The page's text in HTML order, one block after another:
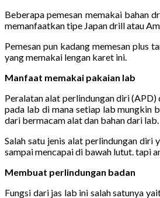
Beberapa pemesan memakai bahan
memanfaatkan tipe Japan drill atau
Pemesan pun kadang memesan plus
yang memakai lengan karet ini.
Manfaat memakai pakaian lab
Peralatan alat perlindungan diri (APD)
pada lab di mana setiap lab mungkin
dari bermacam alat dan bahan dari lab.
Salah satu jenis alat perlindungan diri
sampai mencapai di bawah lutut. tapi
Membuat perlindungan badan
Fungsi dari jas lab ini salah satunya